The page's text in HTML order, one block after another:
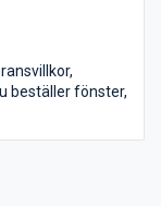
beställer fönster,